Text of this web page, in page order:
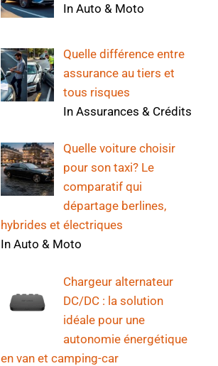
In Auto & Moto
Quelle différence entre
assurance au tiers et
tous risques
In Assurances & Crédits
Quelle voiture choisir
pour son taxi? Le
comparatif qui
départage berlines,
hybrides et électriques
In Auto & Moto
Chargeur alternateur
DC/DC : la solution
idéale pour une
autonomie énergétique
en van et camping-car